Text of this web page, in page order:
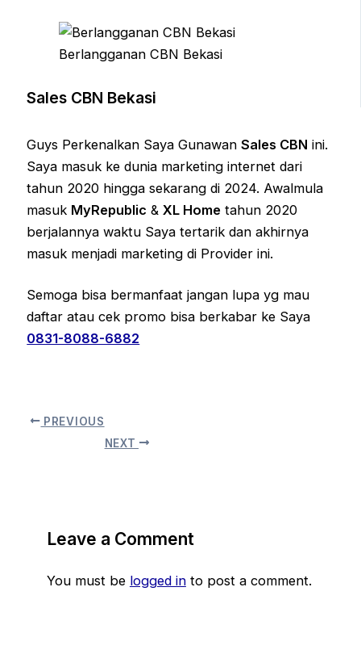
Berlangganan CBN Bekasi
Sales CBN Bekasi
Guys Perkenalkan Saya GunawanSales CBN ini.
Saya masuk ke dunia marketing internet dari
tahun 2020 hingga sekarang di 2024. Awalmula
masuk MyRepublic &XL Home tahun 2020
berjalannya waktu Saya tertarik dan akhirnya
masuk menjadi marketing di Provider ini.
Semoga bisa bermanfaat jangan lupa yg mau
daftar atau cek promo bisa berkabar ke Saya
0831-8088-6882
PREVIOUS
NEXT
Leave a Comment
You must be logged into post a comment.